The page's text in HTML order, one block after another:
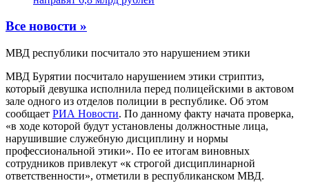
Все новости »
МВД республики посчитало это нарушением этики
МВД Бурятии посчитало нарушением этики стриптиз,
который девушка исполнила перед полицейскими в актовом
зале одного из отделов полиции в республике. Об этом
сообщает РИА Новости. По данному факту начата проверка,
«в ходе которой будут установлены должностные лица,
нарушившие служебную дисциплину и нормы
профессиональной этики». По ее итогам виновных
сотрудников привлекут «к строгой дисциплинарной
ответственности», отметили в республиканском МВД.